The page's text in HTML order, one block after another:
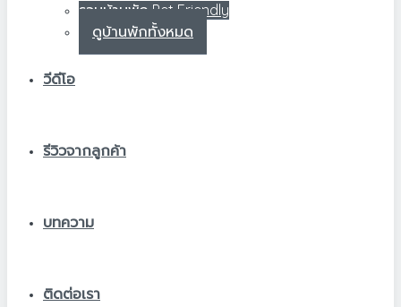
รวมบ้านพัก Pet Friendly
ดูบ้านพักทั้งหมด
วีดีโอ
รีวิวจากลูกค้า
บทความ
ติดต่อเรา